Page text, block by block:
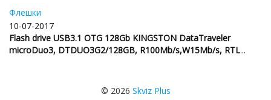
Флешки
10-07-2017
Flash drive USB3.1 OTG 128Gb KINGSTON DataTraveler
microDuo3, DTDUO3G2/128GB, R100Mb/s,W15Mb/s, RTL...
© 2026 Skviz Plus